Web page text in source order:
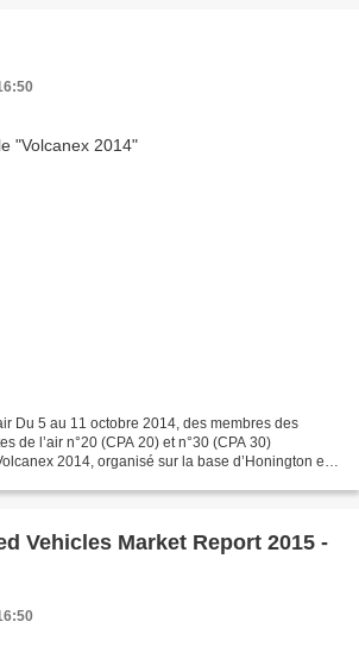
Du 5 au 11 octobre 2014, des membres des
de l’air n°20 (CPA 20) et n°30 (CPA 30)
2014, organisé sur la base d’Honington en
Vehicles Market Report 2015 -